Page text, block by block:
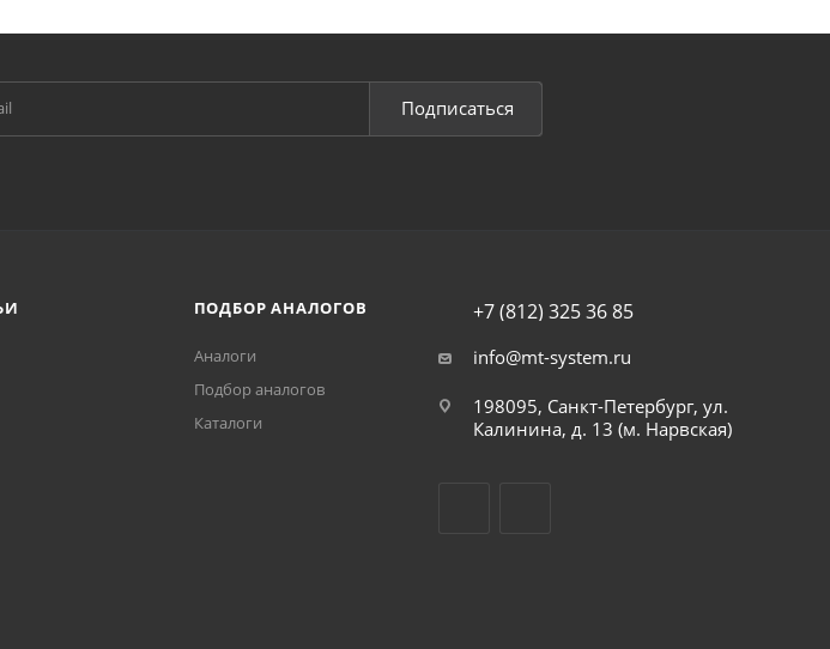
Подписаться
ПОДБОР АНАЛОГОВ
Аналоги
Подбор аналогов
Каталоги
+7 (812) 325 36 85
info@mt-system.ru
198095, Санкт-Петербург, ул.
Калинина, д. 13 (м. Нарвская)